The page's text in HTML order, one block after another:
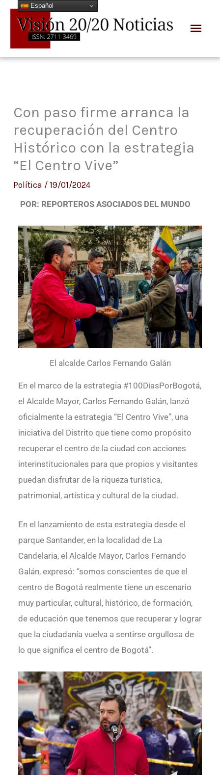
contenido
Con paso firme arranca la
recuperación del Centro
Histórico con la estrategia
“El Centro Vive”
Política / 19/01/2024
POR: REPORTEROS ASOCIADOS DEL MUNDO
El alcalde Carlos Fernando Galán
En el marco de la estrategia #100DíasPorBogotá,
el Alcalde Mayor, Carlos Fernando Galán, lanzó
oficialmente la estrategia “El Centro Vive”, una
iniciativa del Distrito que tiene como propósito
recuperar el centro de la ciudad con acciones
interinstitucionales para que propios y visitantes
puedan disfrutar de la riqueza turística,
patrimonial, artística y cultural de la ciudad.
En el lanzamiento de esta estrategia desde el
parque Santander, en la localidad de La
Candelaria, el Alcalde Mayor, Carlos Fernando
Galán, expresó: “somos conscientes de que el
centro de Bogotá realmente tiene un escenario
muy particular, cultural, histórico, de formación,
de educación que tenemos que recuperar y lograr
que la ciudadanía vuelva a sentirse orgullosa de
lo que significa el centro de Bogotá”.
Español